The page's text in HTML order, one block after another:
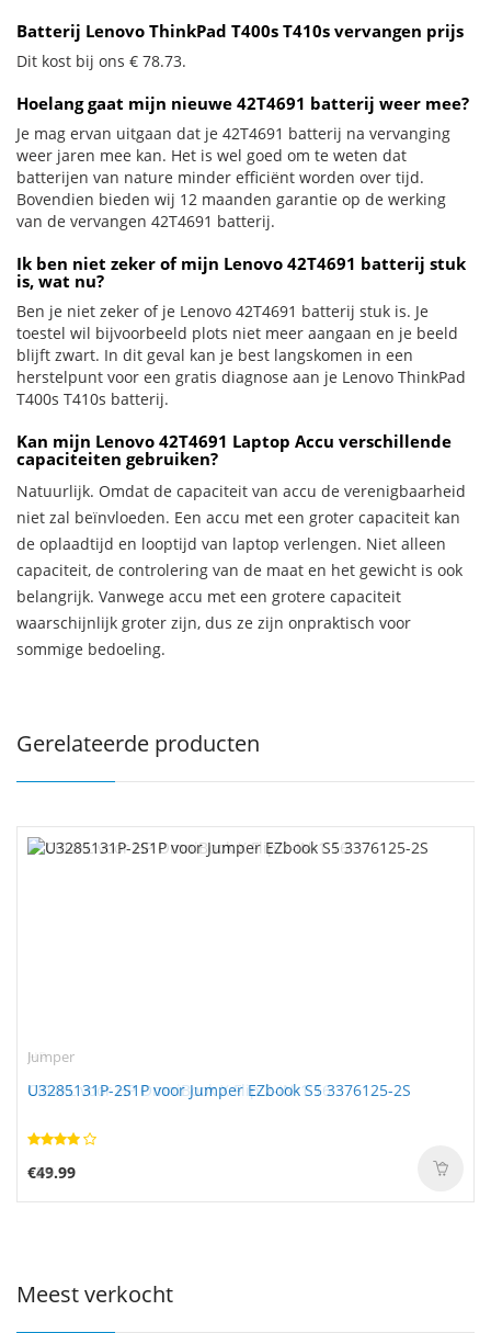
Batterij Lenovo ThinkPad T400s T410s vervangen prijs
Dit kost bij ons € 78.73.
Hoelang gaat mijn nieuwe 42T4691 batterij weer mee?
Je mag ervan uitgaan dat je 42T4691 batterij na vervanging
weer jaren mee kan. Het is wel goed om te weten dat
batterijen van nature minder efficiënt worden over tijd.
Bovendien bieden wij 12 maanden garantie op de werking
van de vervangen 42T4691 batterij.
Ik ben niet zeker of mijn Lenovo 42T4691 batterij stuk
is, wat nu?
Ben je niet zeker of je Lenovo 42T4691 batterij stuk is. Je
toestel wil bijvoorbeeld plots niet meer aangaan en je beeld
blijft zwart. In dit geval kan je best langskomen in een
herstelpunt voor een gratis diagnose aan je Lenovo ThinkPad
T400s T410s batterij.
Kan mijn Lenovo 42T4691 Laptop Accu verschillende
capaciteiten gebruiken?
Natuurlijk. Omdat de capaciteit van accu de verenigbaarheid
niet zal beïnvloeden. Een accu met een groter capaciteit kan
de oplaadtijd en looptijd van laptop verlengen. Niet alleen
capaciteit, de controlering van de maat en het gewicht is ook
belangrijk. Vanwege accu met een grotere capaciteit
waarschijnlijk groter zijn, dus ze zijn onpraktisch voor
sommige bedoeling.
Gerelateerde producten
Jumper
U3285131P-2S1P voor Jumper EZbook S5 3376125-2S
€49.99
Meest verkocht